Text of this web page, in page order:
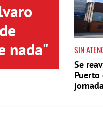
nada"
SIN
Se
Puerto